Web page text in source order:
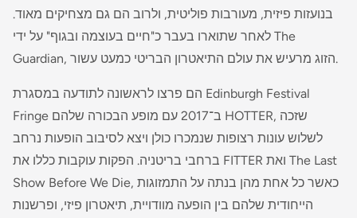
בנועזות פיזית, מעורבות פוליטית, ולרוב הם גם מצחיקים מאוד.
לאחר שתוארו בעבר כ"חיים בעוצמה ובגוף" על ידי The
Guardian, הזוג מרעיש את עולם התיאטרון הבריטי כמעט עשור.
הם פרצו לראשונה לתודעה במסגרת Edinburgh Festival
HOTTER, שזכה
לשלוש עונות רצופות שנמכרו כולן ויצא לסיבוב הופעות נרחב
FITTER
The Last
Show Before We Die, כאשר כל אחת מהן בנתה על התמזוגות
הייחודית שלהם בין הופעה מוודויית, תיאטרון פיזי, ופרשנות